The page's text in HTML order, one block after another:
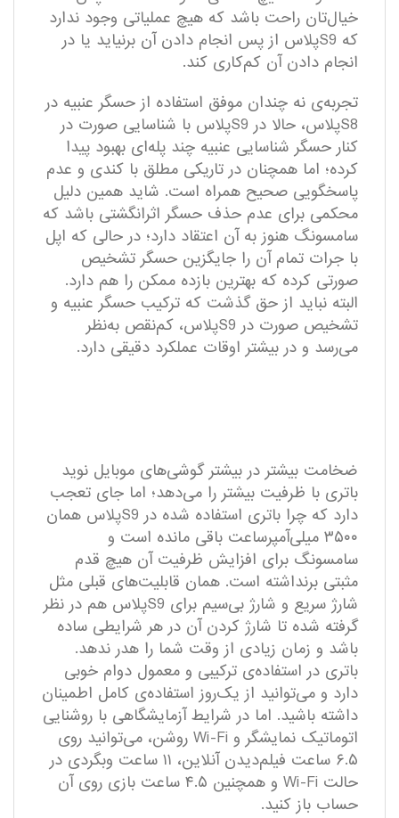
خیال‌تان راحت باشد که هیچ عملیاتی وجود ندارد
که S9پلاس از پس انجام دادن آن برنیاید یا در
انجام دادن آن کم‌کاری کند.
تجربه‌ی نه چندان موفق استفاده از حسگر عنبیه در
S8پلاس، حالا در S9پلاس با شناسایی صورت در
کنار حسگر شناسایی عنبیه چند پله‌ای بهبود پیدا
کرده؛ اما همچنان در تاریکی مطلق با کندی و عدم
پاسخگویی صحیح همراه است. شاید همین دلیل
محکمی برای عدم حذف حسگر اثرانگشتی باشد که
سامسونگ هنوز به آن اعتقاد دارد؛ در حالی که اپل
با جرات تمام آن را جایگزین حسگر تشخیص
صورتی کرده که بهترین بازده ممکن را هم دارد.
البته نباید از حق گذشت که ترکیب حسگر عنبیه و
تشخیص صورت در S9پلاس، کم‌نقص به‌نظر
می‌رسد و در بیشتر اوقات عملکرد دقیقی دارد.
ضخامت بیشتر در بیشتر گوشی‌های موبایل نوید
باتری با ظرفیت بیشتر را می‌دهد؛ اما جای تعجب
دارد که چرا باتری استفاده شده در S9پلاس همان
۳۵۰۰ میلی‌آمپر‌ساعت باقی مانده است و
سامسونگ برای افزایش ظرفیت آن هیچ قدم
مثبتی برنداشته است. همان قابلیت‌های قبلی مثل
شارژ سریع و شارژ بی‌سیم برای S9پلاس هم در نظر
گرفته شده تا شارژ کردن آن در هر شرایطی ساده
باشد و زمان زیادی از وقت شما را هدر ندهد.
باتری در استفاده‌ی ترکیبی و معمول دوام خوبی
دارد و می‌توانید از یک‌روز استفاده‌ی کامل اطمینان
داشته باشید. اما در شرایط آزمایشگاهی با روشنایی
اتوماتیک نمایشگر و Wi-Fi روشن، می‌توانید روی
۶.۵ ساعت فیلم‌دیدن آنلاین، ۱۱ ساعت وبگردی در
حالت Wi-Fi و همچنین ۴.۵ ساعت بازی روی آن
حساب باز کنید.